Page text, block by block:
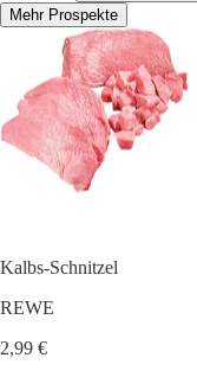
Mehr Prospekte
Kalbs-Schnitzel
REWE
2,99 €